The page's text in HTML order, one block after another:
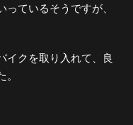
ているそうですが、
イクを取り入れて、良